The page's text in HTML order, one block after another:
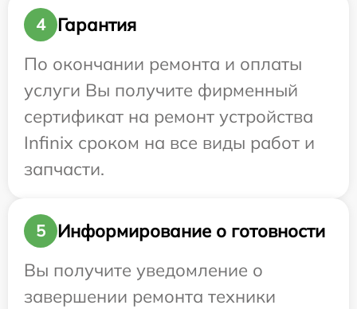
4
Гарантия
По окончании ремонта и оплаты
услуги Вы получите фирменный
сертификат на ремонт устройства
Infinix сроком на все виды работ и
запчасти.
5
Информирование о готовности
Вы получите уведомление о
завершении ремонта техники